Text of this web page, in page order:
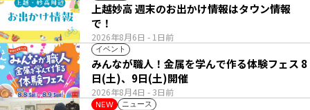
2026年8月6日 - 1日前
上越妙高 週末のお出かけ情報はタウン情報
で！
イベント
2026年8月4日 - 3日前
みんなが職人！金属を学んで作る体験フェス 8
日(土)、9日(土)開催
NEW ニュース